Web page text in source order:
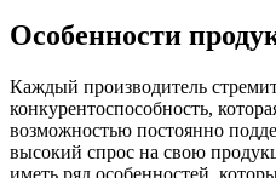
Особенности
Каждый производитель
конкурентоспособность,
возможностью постоянно
высокий спрос на свою